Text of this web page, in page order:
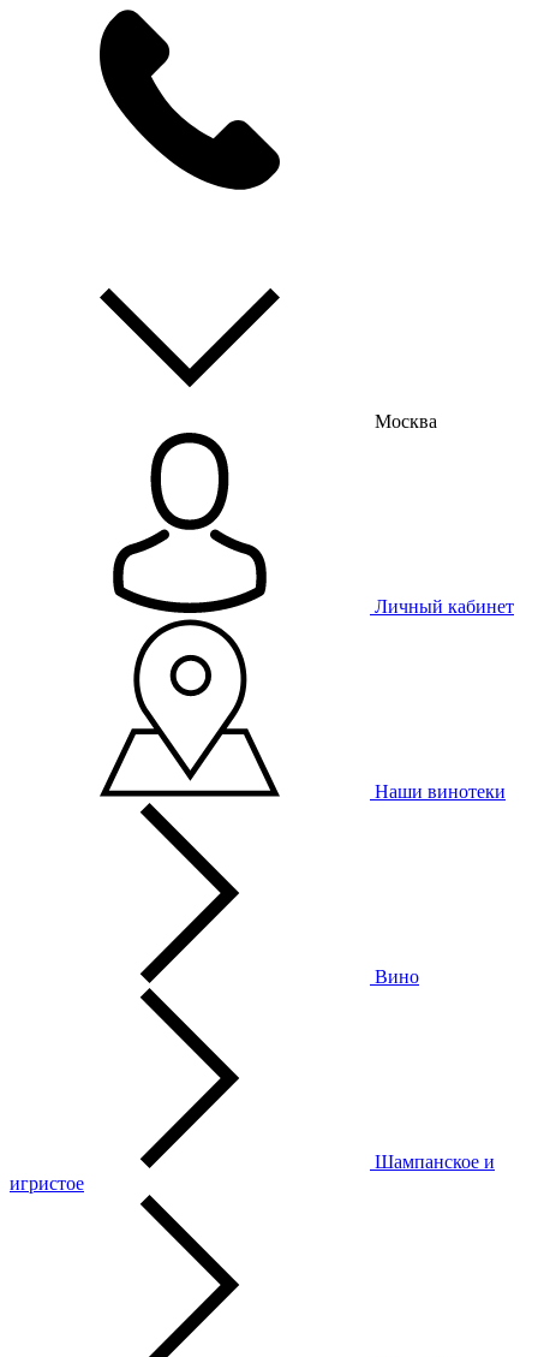
Москва
Личный кабинет
Наши винотеки
Вино
Шампанское и
игристое